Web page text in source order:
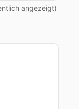
angezeigt)